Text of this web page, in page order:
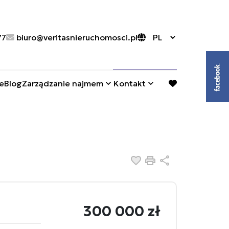
biuro@veritasnieruchomosci.pl
BlogZarządzanie najmem Kontakt
favorite
Dodaj do ulubionych
Drukuj
300 000 zł